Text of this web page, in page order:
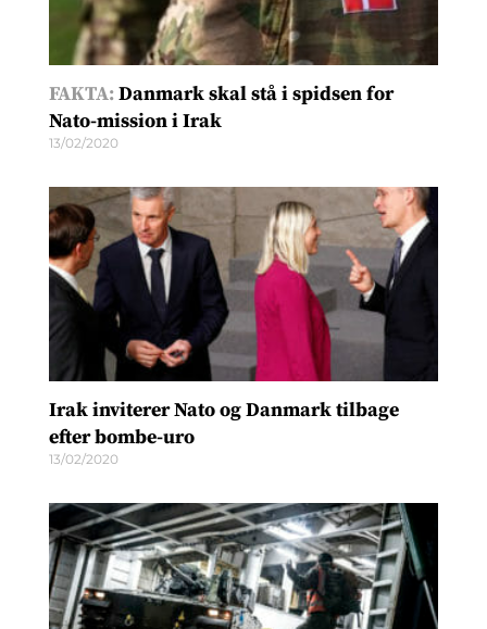
FAKTA:Danmark skal stå i spidsen for
Nato-mission i Irak
13/02/2020
Irak inviterer Nato og Danmark tilbage
efter bombe-uro
13/02/2020